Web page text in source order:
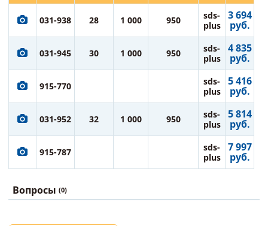
031-938 28 1 000 950
sds-
plus
3 694
руб.
031-945 30 1 000 950
sds-
plus
4 835
руб.
915-770
sds-
plus
5 416
руб.
031-952 32 1 000 950
sds-
plus
5 814
руб.
915-787
sds-
plus
7 997
руб.
Вопросы (0)